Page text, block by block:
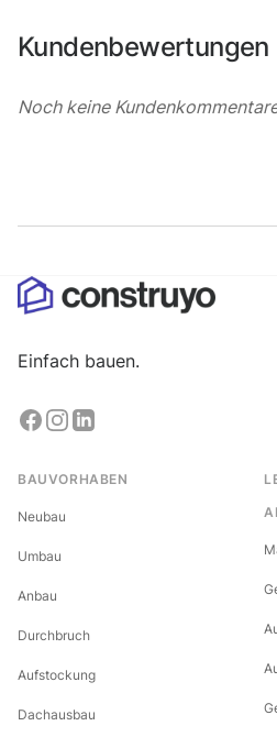
Kundenbewertungen
Noch keine
Einfach bauen.
BAUVORHABEN
Neubau
Umbau
Anbau
Durchbruch
Aufstockung
Dachausbau